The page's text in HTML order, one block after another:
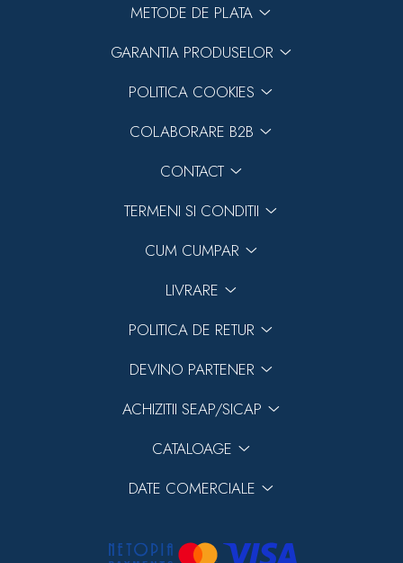
METODE DE PLATA
GARANTIA PRODUSELOR
POLITICA COOKIES
COLABORARE B2B
CONTACT
TERMENI SI CONDITII
CUM CUMPAR
LIVRARE
POLITICA DE RETUR
DEVINO PARTENER
ACHIZITII SEAP/SICAP
CATALOAGE
DATE COMERCIALE